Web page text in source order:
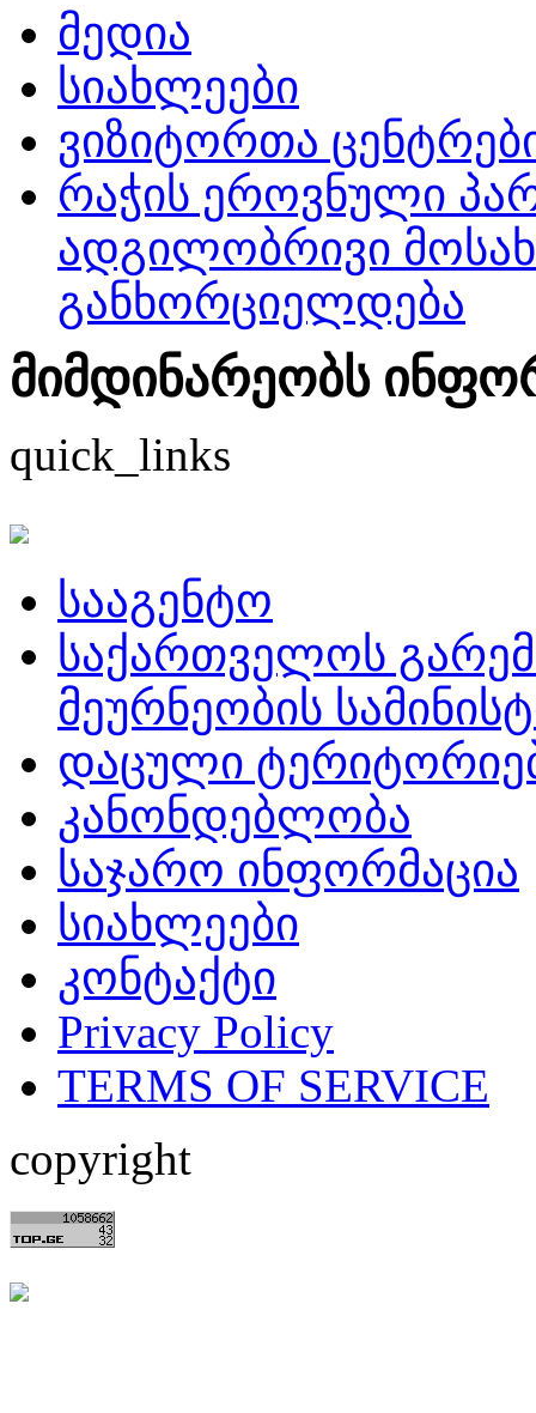
მედია
სიახლეები
ვიზიტორთა
რაჭის ეროვნული
ადგილობრივი
განხორციელდება
მიმდინარეობს
quick_links
სააგენტო
საქართველოს
მეურნეობის
დაცული
კანონდებლობა
საჯარო ინფორმაცია
სიახლეები
კონტაქტი
Privacy Policy
TERMS OF SERVICE
copyright